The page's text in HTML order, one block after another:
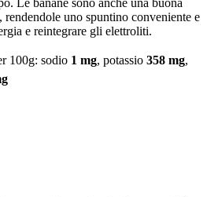
Le banane sono anche una buona
, rendendole uno spuntino conveniente e
e reintegrare gli elettroliti.
100g: sodio 1 mg, potassio 358 mg,